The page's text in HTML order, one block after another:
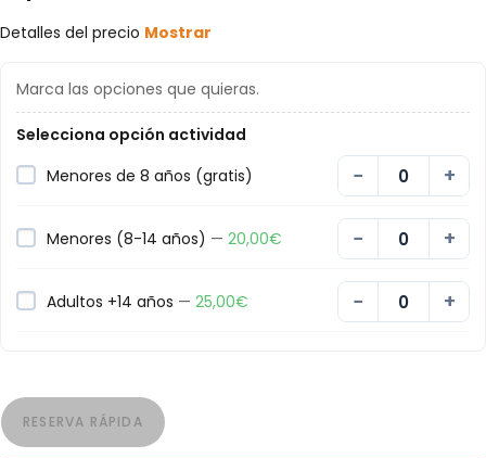
Detalles del precio Mostrar
Marca las opciones que quieras.
Selecciona opción actividad
Menores de 8 años (gratis)
− +
Menores (8-14 años) — 20,00€ − +
Adultos +14 años — 25,00€ − +
RESERVA RÁPIDA